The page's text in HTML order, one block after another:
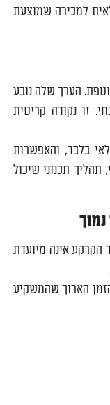
למכירה שמוצעת
הערך שלה נובע
זו נקודה קריטית
בלבד, והאפשרות
תהליך תכנוני שיכול
הקרקע אינה מיועדת
הארוך שהמשקיע